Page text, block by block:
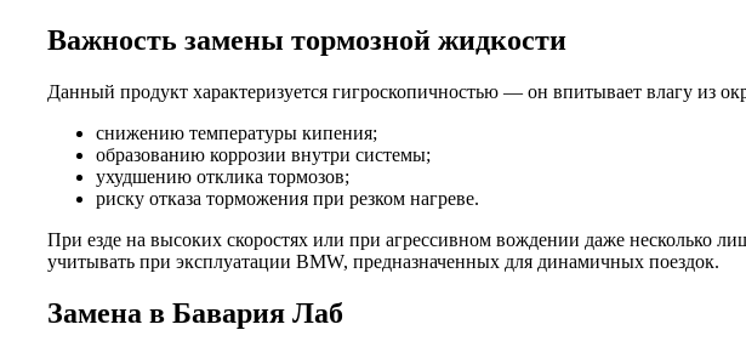
Важность замены тормозной жидкости
Данный продукт характеризуется гигроскопичностью — он впитывает влагу из
снижению температуры кипения;
образованию коррозии внутри системы;
ухудшению отклика тормозов;
риску отказа торможения при резком нагреве.
При езде на высоких скоростях или при агрессивном вождении даже несколько
учитывать при эксплуатации BMW, предназначенных для динамичных поездок.
Замена в Бавария Лаб